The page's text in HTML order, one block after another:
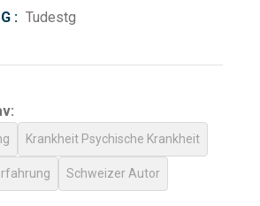
: Tudestg
Krankheit Psychische Krankheit
Schweizer Autor